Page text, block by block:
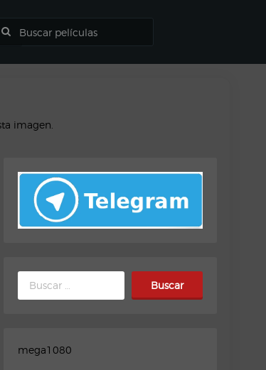
imagen.
Buscar:
mega1080